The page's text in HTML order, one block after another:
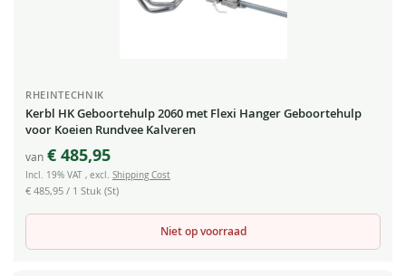
RHEINTECHNIK
Kerbl HK Geboortehulp 2060 met Flexi Hanger Geboortehulp
voor Koeien Rundvee Kalveren
van € 485,95
Incl. 19% VAT , excl. Shipping Cost
€ 485,95 / 1 Stuk (St)
Niet op voorraad